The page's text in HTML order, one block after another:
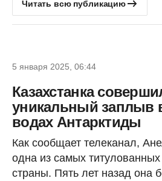
Читать всю публикацию
5 января 2025, 06:44
Казахстанка
уникальный заплыв
водах Антарктиды
Как сообщает телеканал,
одна из самых
страны. Пять лет назад она